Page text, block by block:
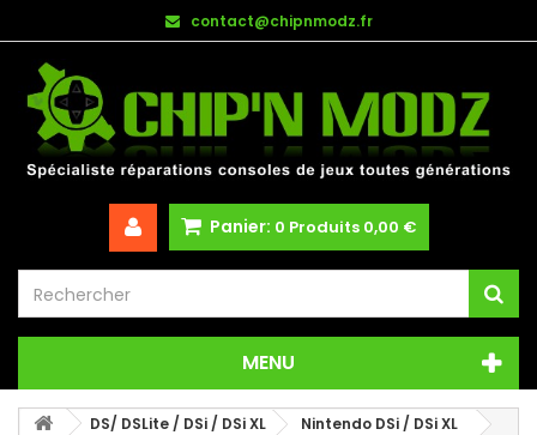
contact@chipnmodz.fr
Panier: 0 Produits 0,00 €
MENU
DS/ DSLite / DSi / DSi XL
Nintendo DSi / DSi XL